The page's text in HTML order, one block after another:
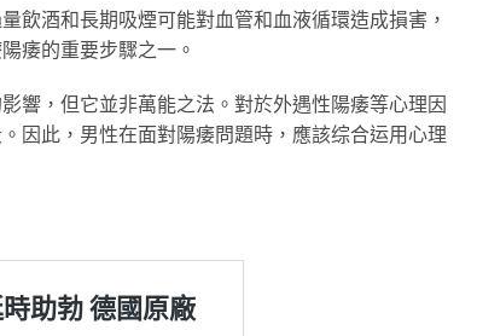
飲酒和長期吸煙可能對血管和血液循環造成損害，
痿的重要步驟之一。
響，但它並非萬能之法。對於外遇性陽痿等心理因
因此，男性在面對陽痿問題時，應該综合运用心理